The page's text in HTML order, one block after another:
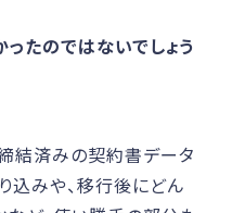
たのではないでしょう
結済みの契約書データ
込みや、移行後にどん